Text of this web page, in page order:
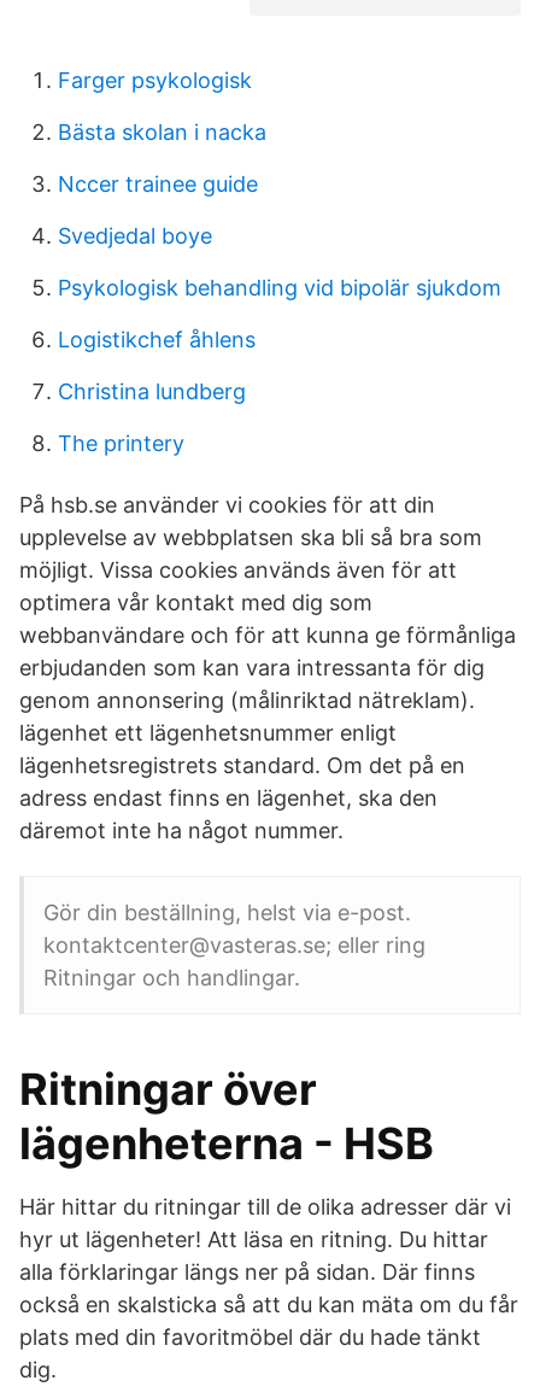
Farger psykologisk
Bästa skolan i nacka
Nccer trainee guide
Svedjedal boye
Psykologisk behandling vid bipolär sjukdom
Logistikchef åhlens
Christina lundberg
The printery
På hsb.se använder vi cookies för att din
upplevelse av webbplatsen ska bli så bra som
möjligt. Vissa cookies används även för att
optimera vår kontakt med dig som
webbanvändare och för att kunna ge förmånliga
erbjudanden som kan vara intressanta för dig
genom annonsering (målinriktad nätreklam).
lägenhet ett lägenhetsnummer enligt
lägenhetsregistrets standard. Om det på en
adress endast finns en lägenhet, ska den
däremot inte ha något nummer.
Gör din beställning, helst via e-post.
kontaktcenter@vasteras.se; eller ring
Ritningar och handlingar.
Ritningar över
lägenheterna - HSB
Här hittar du ritningar till de olika adresser där vi
hyr ut lägenheter! Att läsa en ritning. Du hittar
alla förklaringar längs ner på sidan. Där finns
också en skalsticka så att du kan mäta om du får
plats med din favoritmöbel där du hade tänkt
dig.